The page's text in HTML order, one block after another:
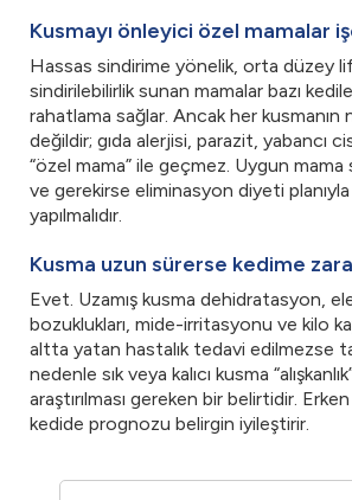
Kusmayı önleyici özel mamalar
Hassas sindirime yönelik, orta düzey
sindirilebilirlik sunan mamalar bazı
rahatlama sağlar. Ancak her kusmanın
değildir; gıda alerjisi, parazit, yabancı
“özel mama” ile geçmez. Uygun
ve gerekirse eliminasyon diyeti
yapılmalıdır.
Kusma uzun sürerse kedime
Evet. Uzamış kusma dehidratasyon,
bozuklukları, mide-irritasyonu ve kilo
altta yatan hastalık tedavi edilmezse
nedenle sık veya kalıcı kusma
araştırılması gereken bir belirtidir.
kedide prognozu belirgin iyileştirir.